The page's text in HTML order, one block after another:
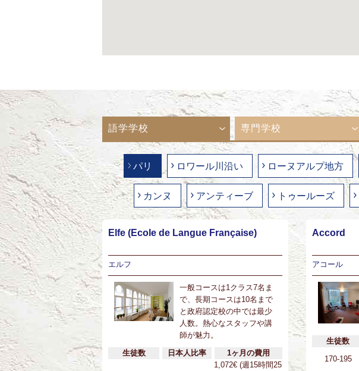
語学学校 専門学校
パリ ロワール川沿い ローヌアルプ地方
カンヌ アンティーブ トゥールーズ
Elfe (Ecole de Langue Française)
エルフ
一般コースは1クラス7名ま
で、長期コースは10名まで
と政府認定校の中では最少
人数。熱心なスタッフや講
師が魅力。
生徒数
日本人比率 1ヶ月の費用
1,072€ (週15時間25
Accord
アコール
生徒数
170-195